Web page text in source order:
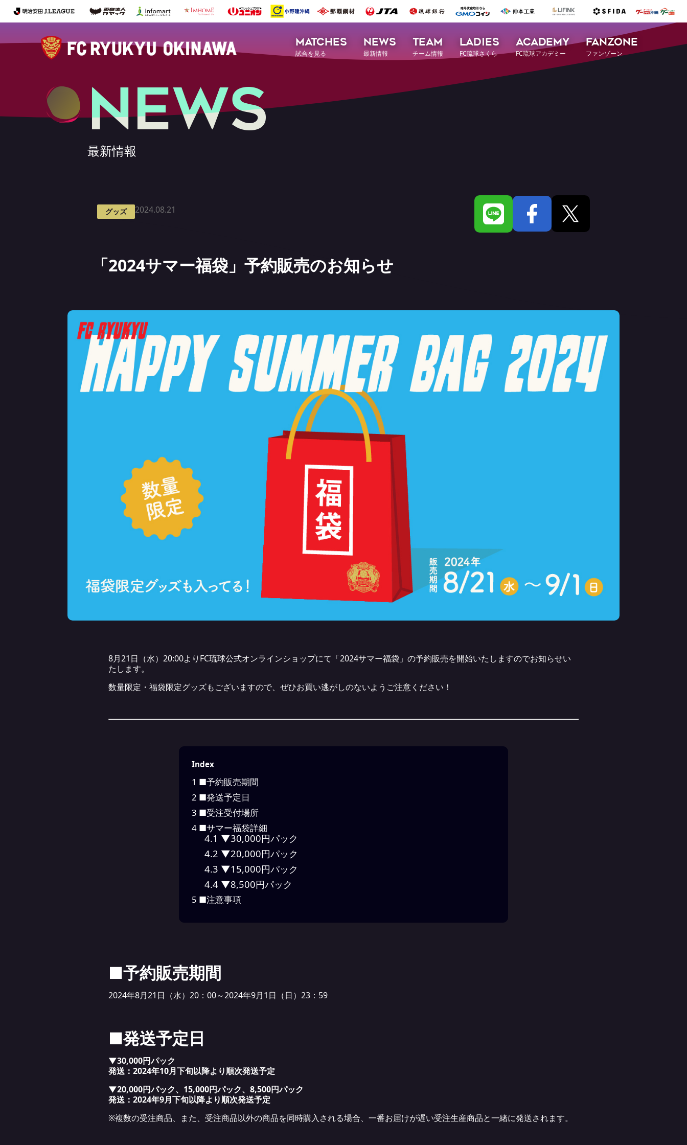
MATCHES
試合を見る
NEWS
最新情報
TEAM
チーム情報
LADIES
FC琉球さくら
ACADEMY
FC琉球アカデミー
FANZONE
ファンゾーン
NEWS
最新情報
グッズ 2024.08.21
「2024サマー福袋」予約販売のお知らせ
8月21日（水）20:00よりFC琉球公式オンラインショップにて「2024サマー福袋」の予約販売を開始いたしますのでお知らせい
たします。
数量限定・福袋限定グッズもございますので、ぜひお買い逃がしのないようご注意ください！
Index
1 ■予約販売期間
2 ■発送予定日
3 ■受注受付場所
4 ■サマー福袋詳細
4.1 ▼30,000円パック
4.2 ▼20,000円パック
4.3 ▼15,000円パック
4.4 ▼8,500円パック
5 ■注意事項
■予約販売期間
2024年8月21日（水）20：00～2024年9月1日（日）23：59
■発送予定日
▼30,000円パック
発送：2024年10月下旬以降より順次発送予定
▼20,000円パック、15,000円パック、8,500円パック
発送：2024年9月下旬以降より順次発送予定
※複数の受注商品、また、受注商品以外の商品を同時購入される場合、一番お届けが遅い受注生産商品と一緒に発送されます。